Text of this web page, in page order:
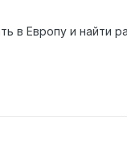
в Европу и найти